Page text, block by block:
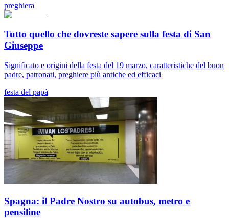
preghiera
Tutto quello che dovreste sapere sulla festa di San
Giuseppe
Significato e origini della festa del 19 marzo, caratteristiche del buon
padre, patronati, preghiere più antiche ed efficaci
festa del papà
Spagna: il Padre Nostro su autobus, metro e
pensiline